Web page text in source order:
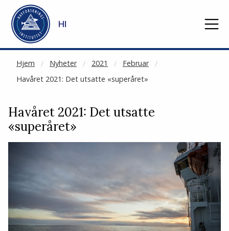
Gå til hovedinnhold
HI
Hjem Nyheter 2021
Februar
Havåret 2021: Det utsatte «superåret»
NOT CACHED
Havåret 2021: Det utsatte
«superåret»